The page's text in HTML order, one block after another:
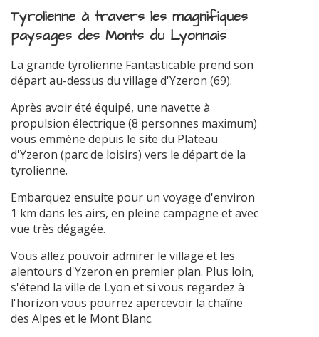
Tyrolienne à travers les magnifiques
paysages des Monts du Lyonnais
La grande tyrolienne Fantasticable prend son
départ au-dessus du village d'Yzeron (69).
Après avoir été équipé, une navette à
propulsion électrique (8 personnes maximum)
vous emmène depuis le site du Plateau
d'Yzeron (parc de loisirs) vers le départ de la
tyrolienne.
Embarquez ensuite pour un voyage d'environ
1 km dans les airs, en pleine campagne et avec
vue très dégagée.
Vous allez pouvoir admirer le village et les
alentours d'Yzeron en premier plan. Plus loin,
s'étend la ville de Lyon et si vous regardez à
l'horizon vous pourrez apercevoir la chaîne
des Alpes et le Mont Blanc.